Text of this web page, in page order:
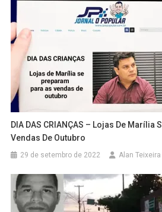
DIA DAS CRIANÇAS – Lojas De Marília
Vendas De Outubro
29 de setembro de 2022 Alan Teixeira